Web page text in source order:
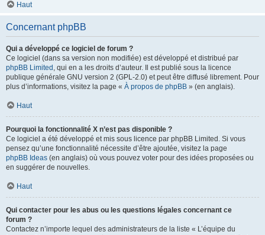
Haut
Concernant phpBB
Qui a développé ce logiciel de forum ?
Ce logiciel (dans sa version non modifiée) est développé et distribué par
phpBB Limited , qui en a les droits d’auteur. Il est publié sous la licence
publique générale GNU version 2 (GPL-2.0) et peut être diffusé librement. Pour
plus d’informations, visitez la page « À propos de phpBB » (en anglais).
Haut
Pourquoi la fonctionnalité X n’est pas disponible ?
Ce logiciel a été développé et mis sous licence par phpBB Limited. Si vous
pensez qu’une fonctionnalité nécessite d’être ajoutée, visitez la page
phpBB Ideas (en anglais) où vous pouvez voter pour des idées proposées ou
en suggérer de nouvelles.
Haut
Qui contacter pour les abus ou les questions légales concernant ce
forum ?
Contactez n’importe lequel des administrateurs de la liste « L’équipe du